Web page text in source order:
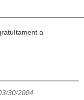
a
30/2004